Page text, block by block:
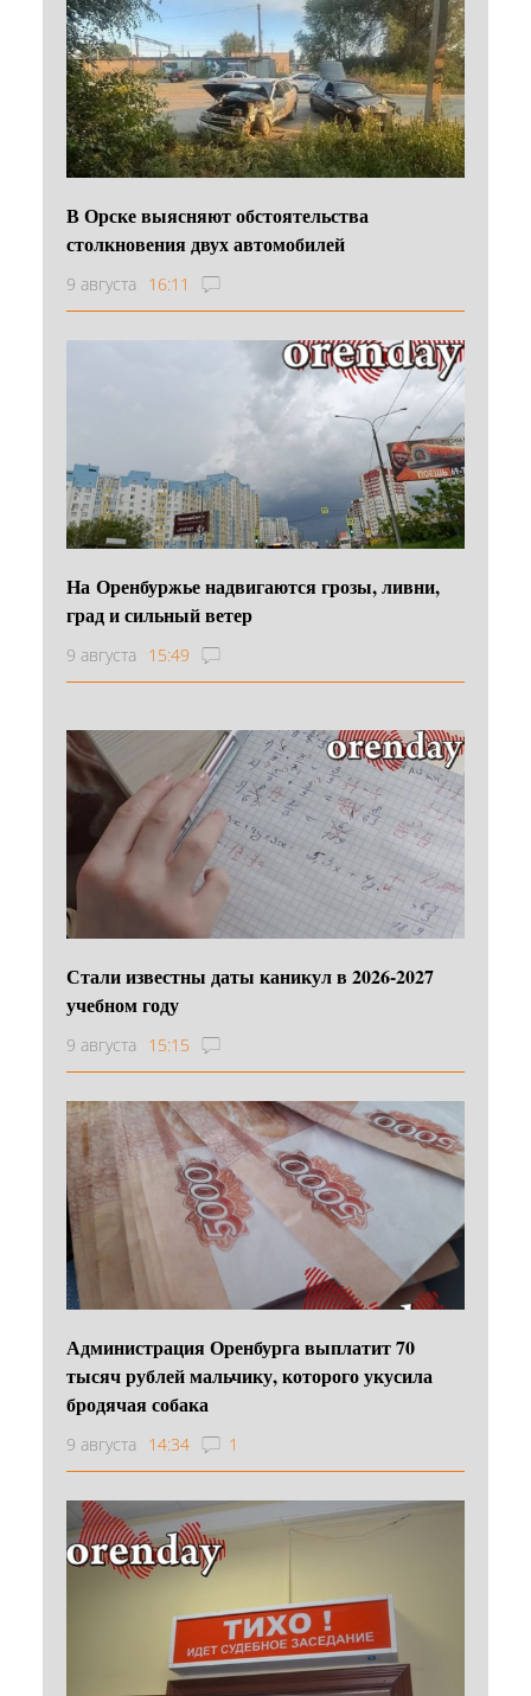
В Орске выясняют обстоятельства
столкновения двух автомобилей
9 августа 16:11
На Оренбуржье надвигаются грозы, ливни,
град и сильный ветер
9 августа 15:49
Стали известны даты каникул в 2026-2027
учебном году
9 августа 15:15
Администрация Оренбурга выплатит 70
тысяч рублей мальчику, которого укусила
бродячая собака
9 августа 14:34 1